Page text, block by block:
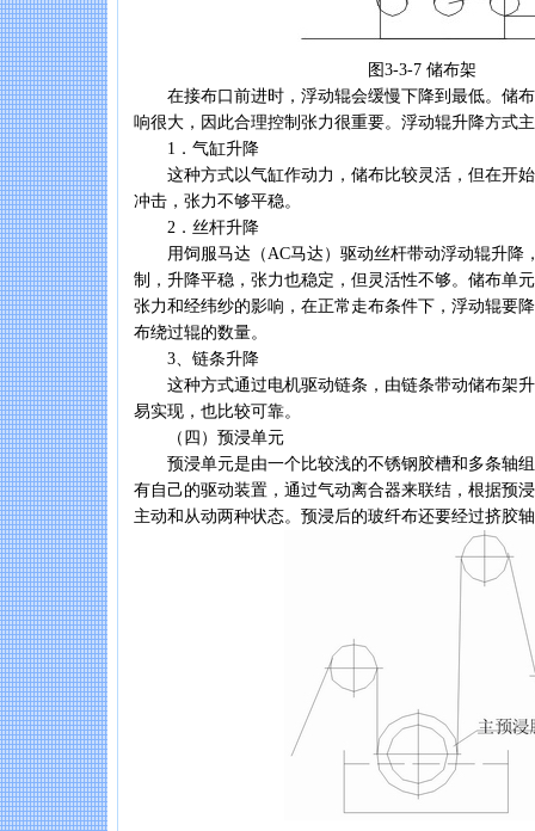
图3-3-7 储布架
在接布口前进时，浮动辊会缓慢下降到最低。储布
响很大，因此合理控制张力很重要。浮动辊升降方式
1．气缸升降
这种方式以气缸作动力，储布比较灵活，但在开始
冲击，张力不够平稳。
2．丝杆升降
用饲服马达（AC马达）驱动丝杆带动浮动辊升降
制，升降平稳，张力也稳定，但灵活性不够。储布单
张力和经纬纱的影响，在正常走布条件下，浮动辊要
布绕过辊的数量。
3、链条升降
这种方式通过电机驱动链条，由链条带动储布架升
易实现，也比较可靠。
（四）预浸单元
预浸单元是由一个比较浅的不锈钢胶槽和多条轴组
有自己的驱动装置，通过气动离合器来联结，根据预
主动和从动两种状态。预浸后的玻纤布还要经过挤胶